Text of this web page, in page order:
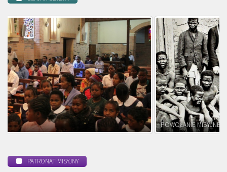
POWOŁANIE MISYJNE
PATRONAT MISYJNY